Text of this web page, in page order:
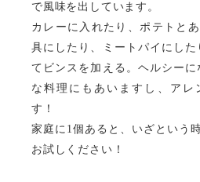
で風味を出しています。
カレーに入れたり、ポテトと
具にしたり、ミートパイにした
てビンスを加える。ヘルシーに
な料理にもあいますし、アレ
す！
家庭に1個あると、いざという
お試しください！